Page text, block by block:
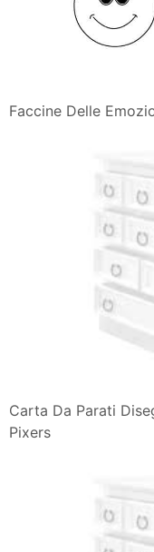
Faccine Delle
Carta Da Parati
Pixers